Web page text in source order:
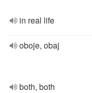
in real life
oboje, obaj
both, both